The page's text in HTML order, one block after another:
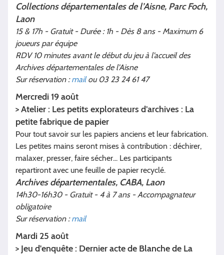
Collections départementales de l’Aisne, Parc Foch,
Laon
15 & 17h - Gratuit - Durée : 1h - Dès 8 ans - Maximum 6
joueurs par équipe
RDV 10 minutes avant le début du jeu à l’accueil des
Archives départementales de l’Aisne
Sur réservation :mailou 03 23 24 61 47
Mercredi 19 août
> Atelier : Les petits explorateurs d’archives : La
petite fabrique de papier
Pour tout savoir sur les papiers anciens et leur fabrication.
Les petites mains seront mises à contribution : déchirer,
malaxer, presser, faire sécher... Les participants
repartiront avec une feuille de papier recyclé.
Archives départementales, CABA, Laon
14h30-16h30 - Gratuit - 4 à 7 ans - Accompagnateur
obligatoire
Sur réservation :mail
Mardi 25 août
> Jeu d'enquête : Dernier acte de Blanche de La